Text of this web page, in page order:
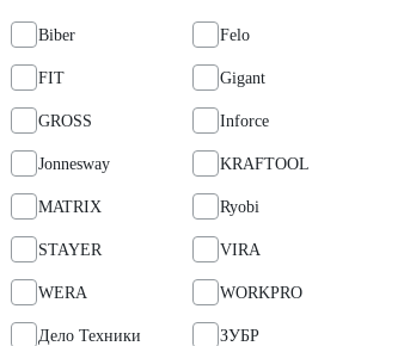
Biber Felo
FIT Gigant
GROSS Inforce
Jonnesway KRAFTOOL
MATRIX Ryobi
STAYER VIRA
WERA WORKPRO
Дело Техники ЗУБР